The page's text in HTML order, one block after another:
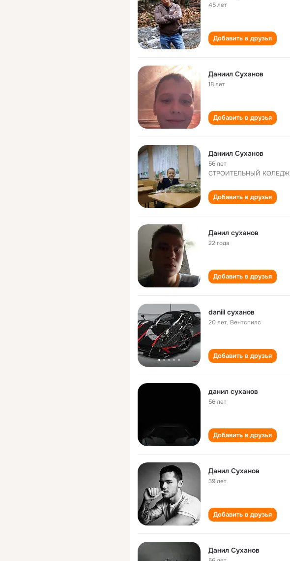
45 лет
Добавить в друзья
Даниил Суханов
18 лет
Добавить в друзья
Даниил Суханов
56 лет
СТРОИТЕЛЬНЫЙ КОЛЕДЖ
Добавить в друзья
Данил суханов
22 года
Добавить в друзья
daniil суханов
20 лет, Вентспилс
Добавить в друзья
данил суханов
56 лет
Добавить в друзья
Данил Суханов
39 лет
Добавить в друзья
Данил Суханов